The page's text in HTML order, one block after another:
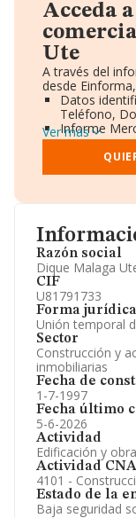
Razón social
Dique Malaga
CIF
U81791733
Forma jurídica
Unión temporal
Sector
Construcción y
inmobiliarias
Fecha de
1-7-1997
Fecha último
5-6-2026
Actividad
Edificación y
Actividad
4101 -
Estado de la
Baja seguridad
Acceda
Ute
A través del
desde
Datos
Teléfono,
Informe
Gráficos de
Consejo de
Directivos y
Información
Ver más